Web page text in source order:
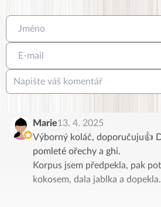
Marie13. 4. 2025
Výborný koláč, doporučuju👍
pomleté ořechy a ghi.
Korpus jsem předpekla, pak
kokosem, dala jablka a dopekla.